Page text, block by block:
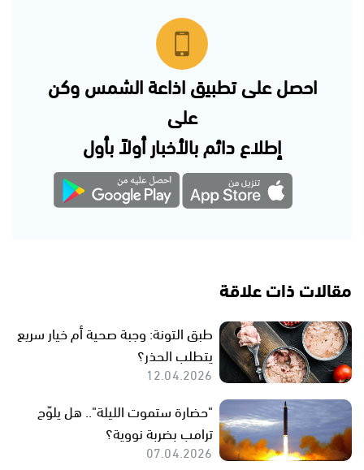
احصل على تطبيق اذاعة الشمس وكن
على
إطلاع دائم بالأخبار أولاً بأول
مقالات ذات علاقة
طبق التونة: وجبة صحية أم خيار سريع
يتطلب الحذر؟
12.04.2026
"حضارة ستموت الليلة".. هل يلوّح
ترامب بضربة نووية؟
07.04.2026